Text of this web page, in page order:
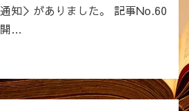
情
報
請
求
知＞がありました。 記事No.60
…